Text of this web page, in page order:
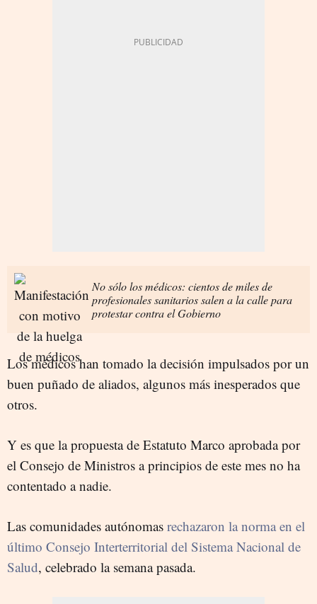
No sólo los médicos: cientos de miles de
profesionales sanitarios salen a la calle para
protestar contra el Gobierno
Los médicos han tomado la decisión impulsados por un
buen puñado de aliados, algunos más inesperados que
otros.
Y es que la propuesta de Estatuto Marco aprobada por
el Consejo de Ministros a principios de este mes no ha
contentado a nadie.
Las comunidades autónomas rechazaron la norma en el
último Consejo Interterritorial del Sistema Nacional de
Salud, celebrado la semana pasada.